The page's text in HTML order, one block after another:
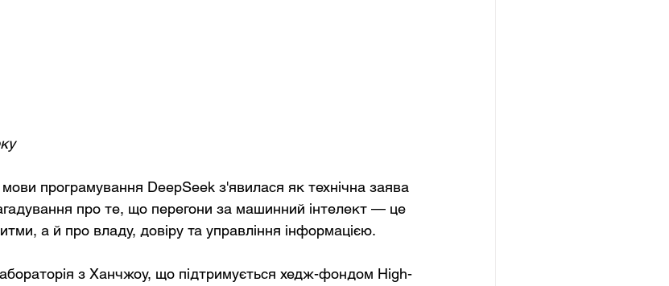
програмування DeepSeek з'явилася як технічна заява
про те, що перегони за машинний інтелект — це
а й про владу, довіру та управління інформацією.
з Ханчжоу, що підтримується хедж-фондом High-